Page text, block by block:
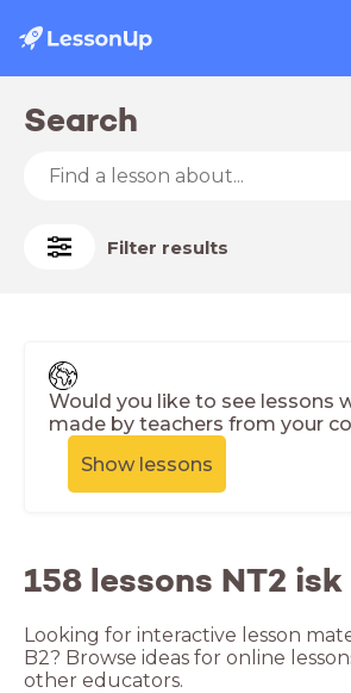
Search
Filter results
Would you like to see lessons
made by teachers from your
Show lessons
158 lessons NT2 isk
Looking for interactive lesson
B2? Browse ideas for online
other educators.